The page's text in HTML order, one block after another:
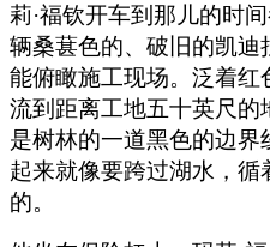
莉·福钦开车到那儿的时
辆桑葚色的、破旧的凯
能俯瞰施工现场。泛着
流到距离工地五十英尺的
是树林的一道黑色的边
起来就像要跨过湖水，
的。